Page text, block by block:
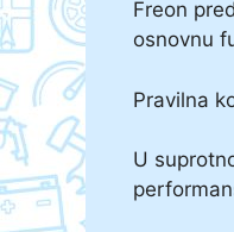
Freon
osnovnu
Pravilna
U